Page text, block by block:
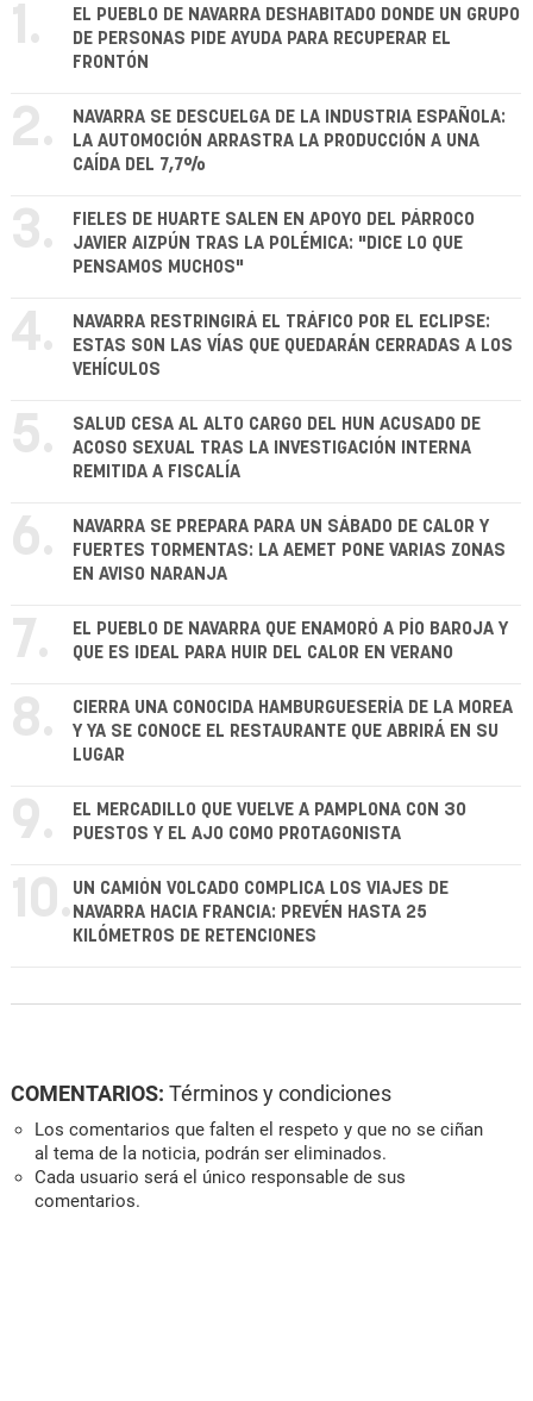
1.
EL PUEBLO DE NAVARRA DESHABITADO DONDE UN GRUPO
DE PERSONAS PIDE AYUDA PARA RECUPERAR EL
FRONTÓN
2.
NAVARRA SE DESCUELGA DE LA INDUSTRIA ESPAÑOLA:
LA AUTOMOCIÓN ARRASTRA LA PRODUCCIÓN A UNA
CAÍDA DEL 7,7%
3.
FIELES DE HUARTE SALEN EN APOYO DEL PÁRROCO
JAVIER AIZPÚN TRAS LA POLÉMICA: "DICE LO QUE
PENSAMOS MUCHOS"
4.
NAVARRA RESTRINGIRÁ EL TRÁFICO POR EL ECLIPSE:
ESTAS SON LAS VÍAS QUE QUEDARÁN CERRADAS A LOS
VEHÍCULOS
5.
SALUD CESA AL ALTO CARGO DEL HUN ACUSADO DE
ACOSO SEXUAL TRAS LA INVESTIGACIÓN INTERNA
REMITIDA A FISCALÍA
6.
NAVARRA SE PREPARA PARA UN SÁBADO DE CALOR Y
FUERTES TORMENTAS: LA AEMET PONE VARIAS ZONAS
EN AVISO NARANJA
7.
EL PUEBLO DE NAVARRA QUE ENAMORÓ A PÍO BAROJA Y
QUE ES IDEAL PARA HUIR DEL CALOR EN VERANO
8.
CIERRA UNA CONOCIDA HAMBURGUESERÍA DE LA MOREA
Y YA SE CONOCE EL RESTAURANTE QUE ABRIRÁ EN SU
LUGAR
9.
EL MERCADILLO QUE VUELVE A PAMPLONA CON 30
PUESTOS Y EL AJO COMO PROTAGONISTA
10. UN CAMIÓN VOLCADO COMPLICA LOS VIAJES DE
NAVARRA HACIA FRANCIA: PREVÉN HASTA 25
KILÓMETROS DE RETENCIONES
COMENTARIOS: Términos y condiciones
Los comentarios que falten el respeto y que no se ciñan
al tema de la noticia, podrán ser eliminados.
Cada usuario será el único responsable de sus
comentarios.